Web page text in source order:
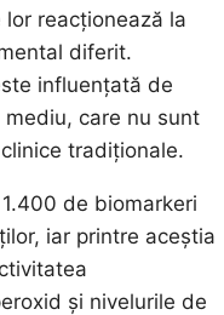
reacționează la
diferit.
influențată de
care nu sunt
tradiționale.
de biomarkeri
iar printre aceștia
și nivelurile de